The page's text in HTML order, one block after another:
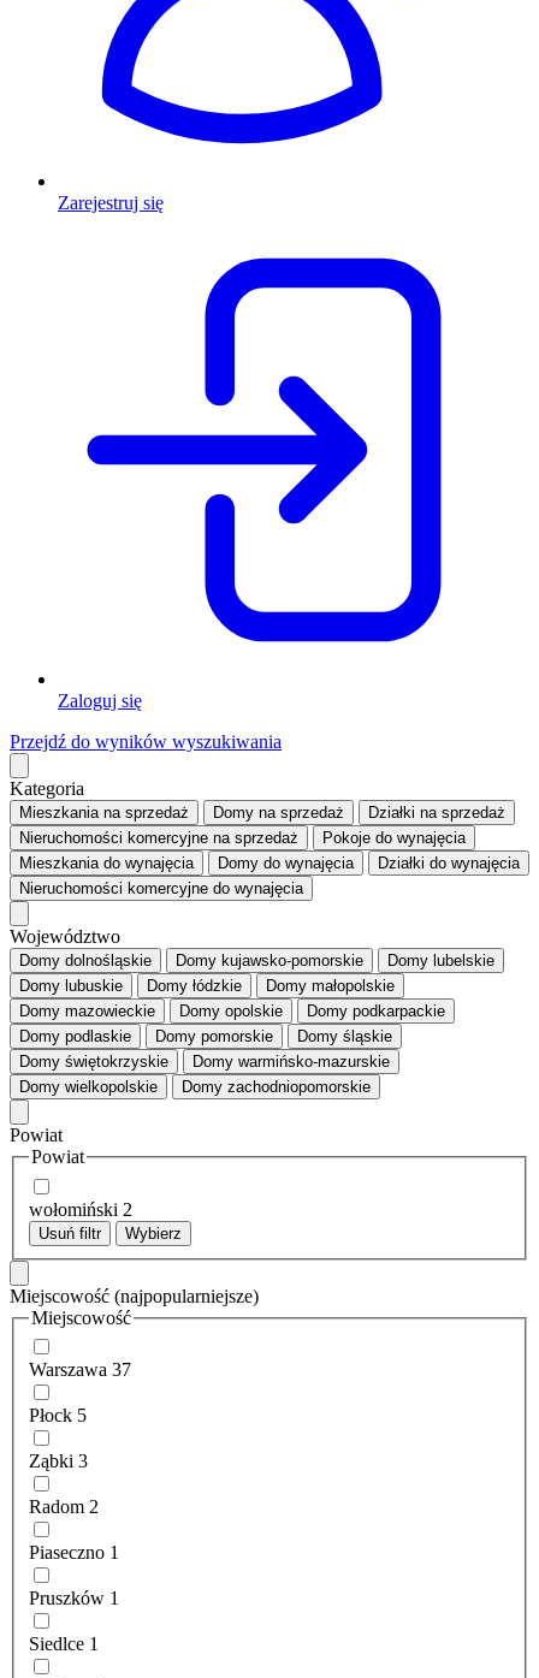
Zarejestruj się
Zaloguj się
Przejdź do wyników wyszukiwania
Kategoria
Mieszkaniana sprzedaż Domy na sprzedaż Działki na sprzedaż
Nieruchomości komercyjne na sprzedaż Pokoje do wynajęcia
Mieszkaniado wynajęcia Domy do wynajęcia Działki do wynajęcia
Nieruchomości komercyjne do wynajęcia
Województwo
Domy dolnośląskie Domy kujawsko-pomorskie
Domy lubelskie
Domy lubuskie
Domy łódzkie
Domy małopolskie
Domy mazowieckie
Domy opolskie
Domy podkarpackie
Domy podlaskie
Domy pomorskie
Domy śląskie
Domy świętokrzyskie
Domy warmińsko-mazurskie
Domy wielkopolskie
Domy zachodniopomorskie
Powiat
Powiat
wołomiński 2
Usuń filtr Wybierz
Miejscowość (najpopularniejsze)
Miejscowość
Warszawa 37
Płock 5
Ząbki 3
Radom 2
Piaseczno 1
Pruszków 1
Siedlce 1